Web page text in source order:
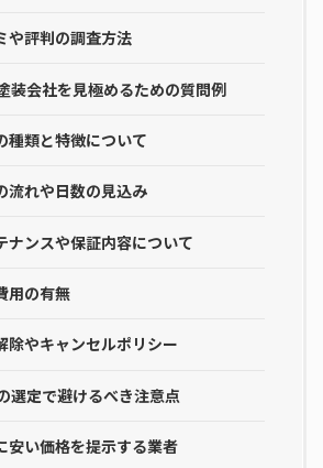
や評判の調査方法
装会社を見極めるための質問例
種類と特徴について
流れや日数の見込み
ナンスや保証内容について
用の有無
除やキャンセルポリシー
選定で避けるべき注意点
安い価格を提示する業者